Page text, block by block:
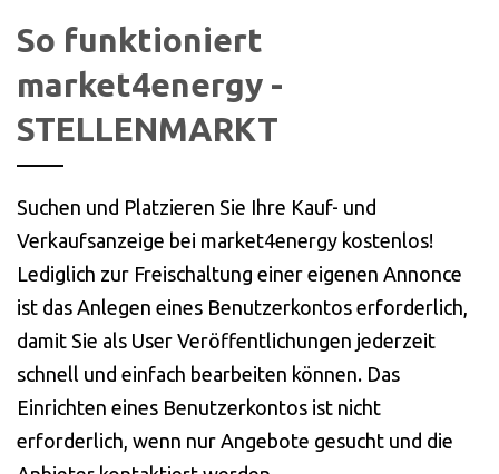
So funktioniert
market4energy -
STELLENMARKT
Suchen und Platzieren Sie Ihre Kauf- und
Verkaufsanzeige bei market4energy kostenlos!
Lediglich zur Freischaltung einer eigenen Annonce
ist das Anlegen eines Benutzerkontos erforderlich,
damit Sie als User Veröffentlichungen jederzeit
schnell und einfach bearbeiten können. Das
Einrichten eines Benutzerkontos ist nicht
erforderlich, wenn nur Angebote gesucht und die